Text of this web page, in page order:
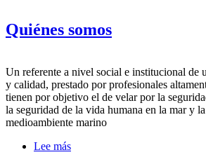
Quiénes somos
Un referente a nivel social e institucional de
y calidad, prestado por profesionales
tienen por objetivo el de velar por la
la seguridad de la vida humana en la mar y
medioambiente marino
Lee más